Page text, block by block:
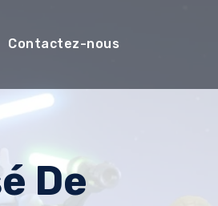
Contactez-nous
De